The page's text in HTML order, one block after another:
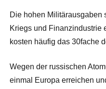
Die hohen Militärausgaben
Kriegs und Finanzindustrie
kosten häufig das 30fache
Wegen der russischen
einmal Europa erreichen